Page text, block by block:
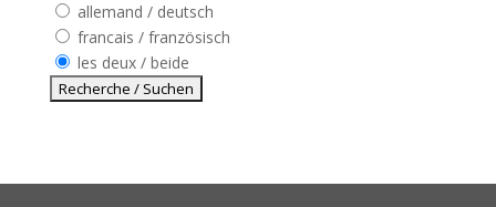
allemand / deutsch
francais / französisch
les deux / beide